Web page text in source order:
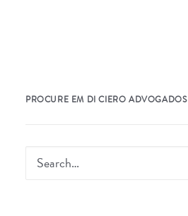
PROCURE EM DI CIERO ADVOGADOS